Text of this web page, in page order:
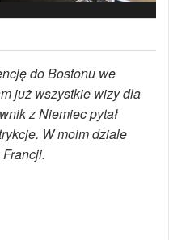
do Bostonu we
już wszystkie wizy dla
z Niemiec pytał
W moim dziale